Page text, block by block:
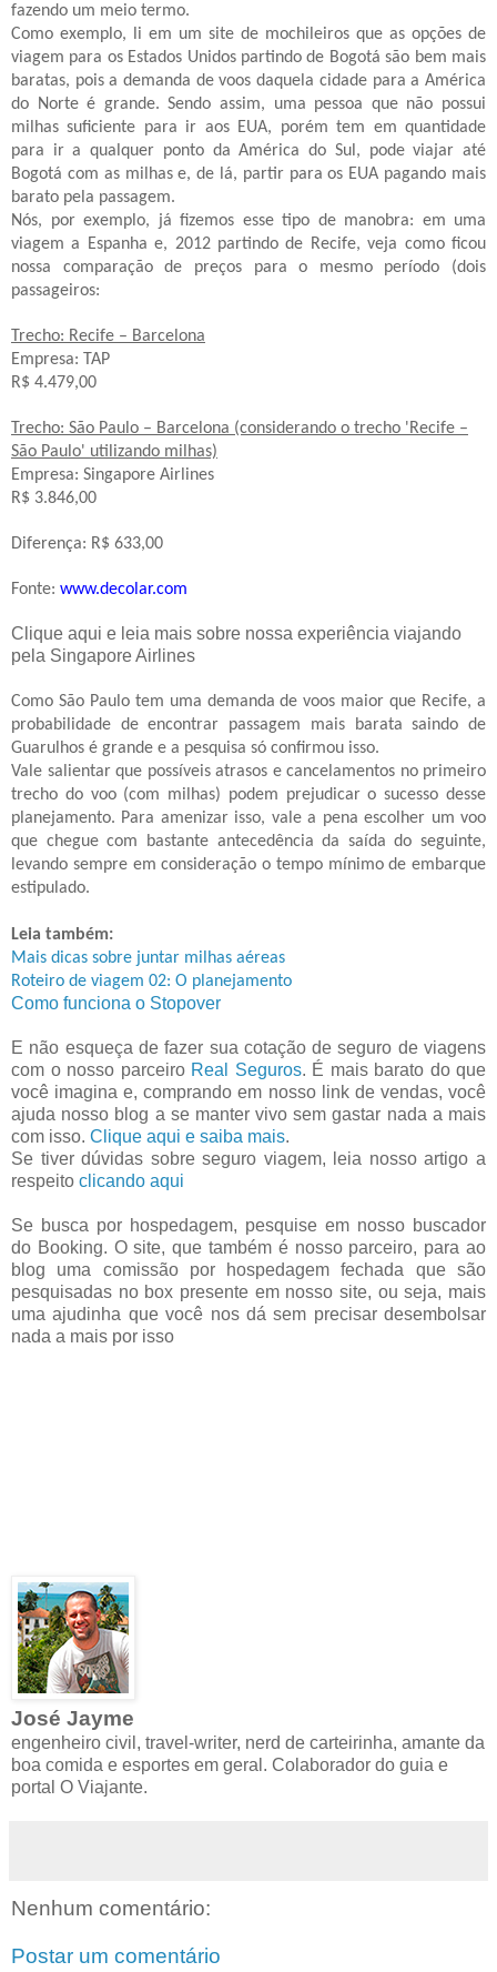
fazendo um meio termo.
Como exemplo, li em um site de mochileiros que as opções de
viagem para os Estados Unidos partindo de Bogotá são bem mais
baratas, pois a demanda de voos daquela cidade para a América
do Norte é grande. Sendo assim, uma pessoa que não possui
milhas suficiente para ir aos EUA, porém tem em quantidade
para ir a qualquer ponto da América do Sul, pode viajar até
Bogotá com as milhas e, de lá, partir para os EUA pagando mais
barato pela passagem.
Nós, por exemplo, já fizemos esse tipo de manobra: em uma
viagem a Espanha e, 2012 partindo de Recife, veja como ficou
nossa comparação de preços para o mesmo período (dois
passageiros:
Trecho: Recife – Barcelona
Empresa: TAP
R$ 4.479,00
Trecho: São Paulo – Barcelona (considerando o trecho 'Recife –
São Paulo' utilizando milhas)
Empresa: Singapore Airlines
R$ 3.846,00
Diferença: R$ 633,00
Fonte: www.decolar.com
Clique aqui e leia mais sobre nossa experiência viajando
pela Singapore Airlines
Como São Paulo tem uma demanda de voos maior que Recife, a
probabilidade de encontrar passagem mais barata saindo de
Guarulhos é grande e a pesquisa só confirmou isso.
Vale salientar que possíveis atrasos e cancelamentos no primeiro
trecho do voo (com milhas) podem prejudicar o sucesso desse
planejamento. Para amenizar isso, vale a pena escolher um voo
que chegue com bastante antecedência da saída do seguinte,
levando sempre em consideração o tempo mínimo de embarque
estipulado.
Leia também:
Mais dicas sobre juntar milhas aéreas
Roteiro de viagem 02: O planejamento
Como funciona o Stopover
E não esqueça de fazer sua cotação de seguro de viagens
com o nosso parceiro Real Seguros. É mais barato do que
você imagina e, comprando em nosso link de vendas, você
ajuda nosso blog a se manter vivo sem gastar nada a mais
com isso. Clique aqui e saiba mais.
Se tiver dúvidas sobre seguro viagem, leia nosso artigo a
respeito clicando aqui
Se busca por hospedagem, pesquise em nosso buscador
do Booking. O site, que também é nosso parceiro, para ao
blog uma comissão por hospedagem fechada que são
pesquisadas no box presente em nosso site, ou seja, mais
uma ajudinha que você nos dá sem precisar desembolsar
nada a mais por isso
José Jayme
engenheiro civil, travel-writer, nerd de carteirinha, amante da
boa comida e esportes em geral. Colaborador do guia e
portal O Viajante.
Nenhum comentário:
Postar um comentário